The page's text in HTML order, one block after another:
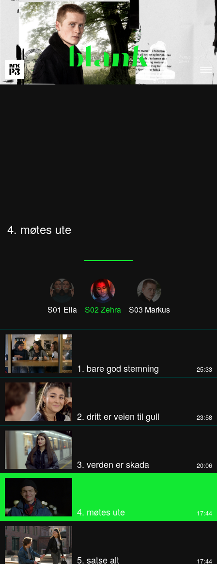
4. møtes ute
S01 Ella S02 Zehra S03 Markus
1. bare god stemning 25:33
2. dritt er veien til gull 23:58
3. verden er skada 20:06
4. møtes ute 17:44
5. satse alt 17:44